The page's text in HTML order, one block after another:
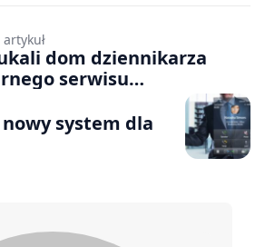
dom dziennikarza
serwisu
system dla